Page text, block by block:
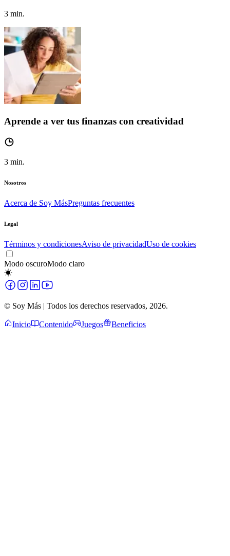
3 min.
Aprende a ver tus finanzas con creatividad
3 min.
Nosotros
Acerca de Soy MásPreguntas frecuentes
Legal
Términos y condicionesAviso de privacidadUso de cookies
Modo oscuroModo claro
© Soy Más | Todos los derechos reservados, 2026.
Inicio Contenido Juegos Beneficios